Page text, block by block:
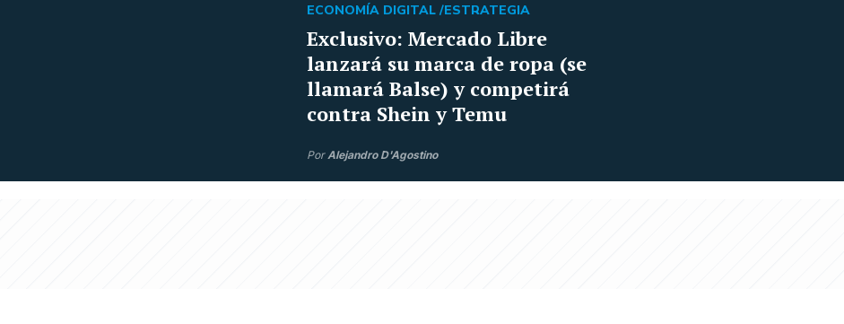
Exclusivo: Mercado Libre
lanzará su marca de ropa (se
llamará Balse) y competirá
contra Shein y Temu
ECONOMÍA DIGITAL /ESTRATEGIA
PorAlejandro D'Agostino